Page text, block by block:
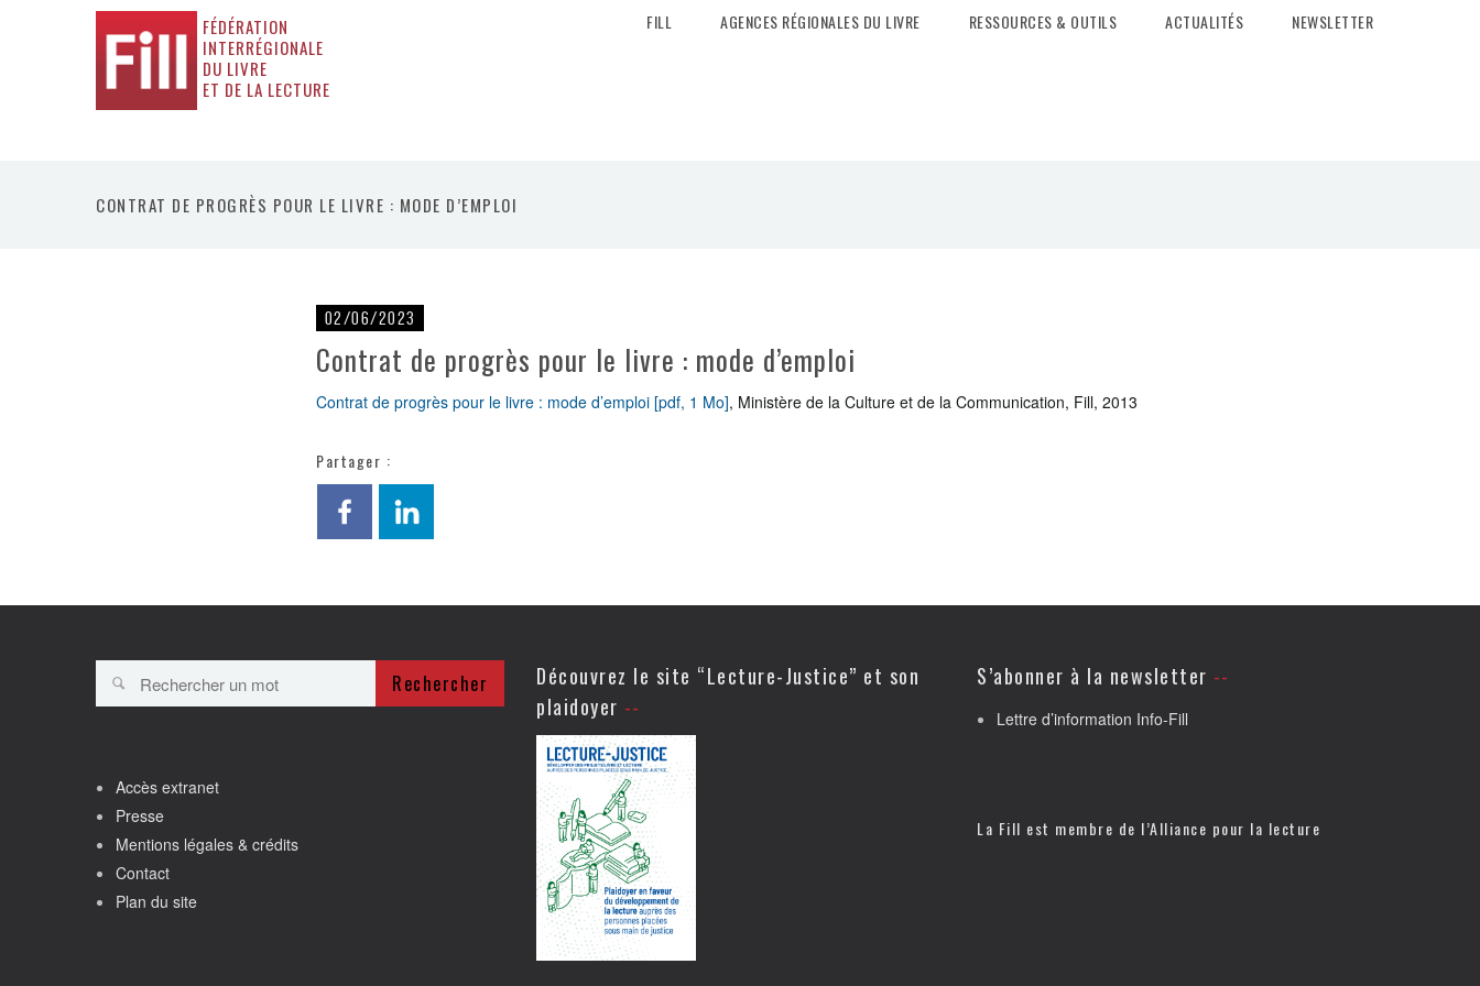
FÉDÉRATION
INTERRÉGIONALE
DU LIVRE
ET DE LA LECTURE
FILL AGENCES RÉGIONALES DU LIVRE RESSOURCES & OUTILS ACTUALITÉS NEWSLETTER
CONTRAT DE PROGRÈS POUR LE LIVRE : MODE D’EMPLOI
02/06/2023
Contrat de progrès pour le livre : mode d’emploi
Contrat de progrès pour le livre : mode d’emploi [pdf, 1 Mo], Ministère de la Culture et de la Communication, Fill, 2013
Partager :
Rechercher
Accès extranet
Presse
Mentions légales & crédits
Contact
Plan du site
Découvrez le site “Lecture-Justice” et son
plaidoyer
S’abonner à la newsletter
Lettre d’information Info-Fill
La Fill est membre de l’Alliance pour la lecture